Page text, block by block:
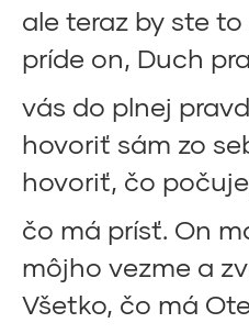
ale teraz by ste
príde on, Duch
vás do plnej
hovoriť sám zo
hovoriť, čo
čo má prísť. On
môjho vezme a
Všetko, čo má